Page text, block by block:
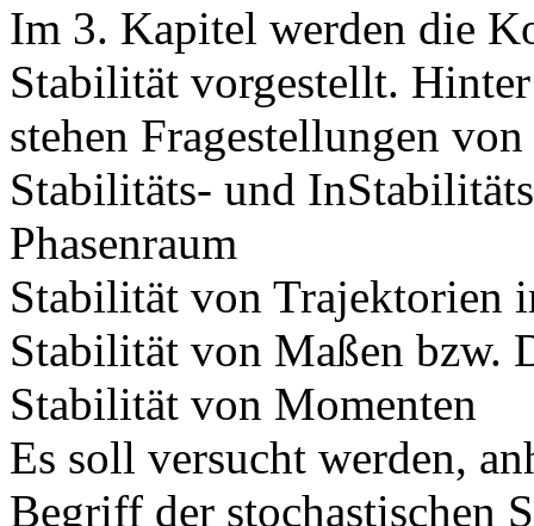
Im 3. Kapitel werden die
Stabilität vorgestellt.
stehen Fragestellungen
Stabilitäts- und
Phasenraum
Stabilität von Trajektorien
Stabilität von Maßen bzw.
Stabilität von Momenten
Es soll versucht werden,
Begriff der stochastischen